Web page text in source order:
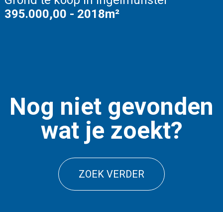
395.000,00 - 2018m²
Nog niet gevonden
wat je zoekt?
ZOEK VERDER